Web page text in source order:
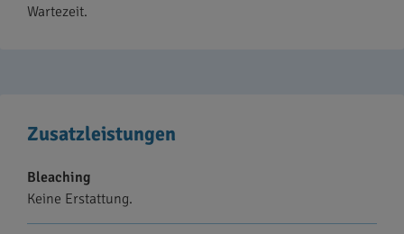
Wartezeit.
Zusatzleistungen
Bleaching
Keine Erstattung.